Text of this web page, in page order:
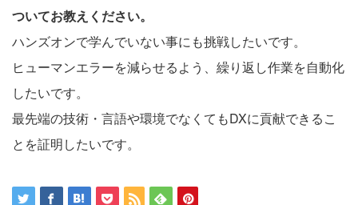
ついてお教えください。
ハンズオンで学んでいない事にも挑戦したいです。
ヒューマンエラーを減らせるよう、繰り返し作業を自動化
したいです。
最先端の技術・言語や環境でなくてもDXに貢献できるこ
とを証明したいです。